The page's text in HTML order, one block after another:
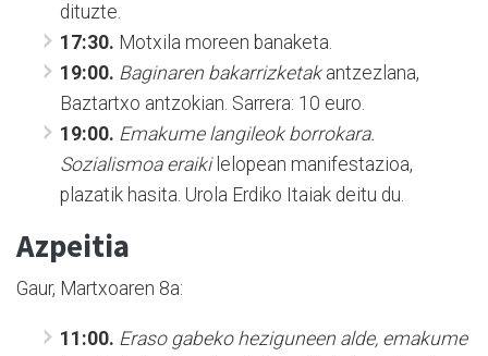
dituzte.
17:30. Motxila moreen banaketa.
19:00. Baginaren bakarrizketakantzezlana,
Baztartxo antzokian. Sarrera: 10 euro.
19:00. Emakume langileok borrokara.
Sozialismoa eraikilelopean manifestazioa,
plazatik hasita. Urola Erdiko Itaiak deitu du.
Azpeitia
Gaur, Martxoaren 8a:
11:00. Eraso gabeko heziguneen alde, emakume